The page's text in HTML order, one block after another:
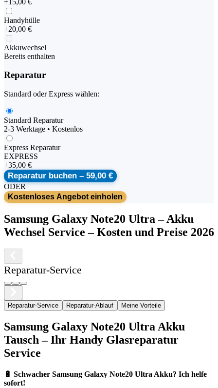
Handyhülle
+20,00 €
Akkuwechsel
Bereits enthalten
Reparatur
Standard oder Express wählen:
Standard Reparatur
2-3 Werktage • Kostenlos
Express Reparatur
EXPRESS
+35,00 €
Reparatur buchen – 59,00 €
ODER
Kostenloses Angebot einholen
Samsung Galaxy Note20 Ultra –Akku
Wechsel Service – Kosten und Preise 2026
Reparatur-Service
Reparatur-Service Reparatur-Ablauf Meine Vorteile
Samsung Galaxy Note20 Ultra Akku
Tausch – Ihr Handy Glasreparatur
Service
🔋 Schwacher Samsung Galaxy Note20 Ultra Akku? Ich helfe
sofort!